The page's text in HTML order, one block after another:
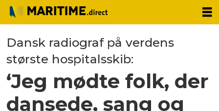
Dansk radiograf på verdens
største hospitalsskib:
‘Jeg mødte folk, der
dansede, sang og